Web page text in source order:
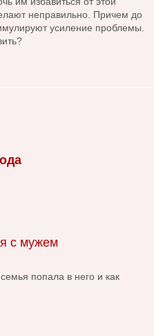
неправильно. Причем до
усиление проблемы.
с мужем
попала в него и как